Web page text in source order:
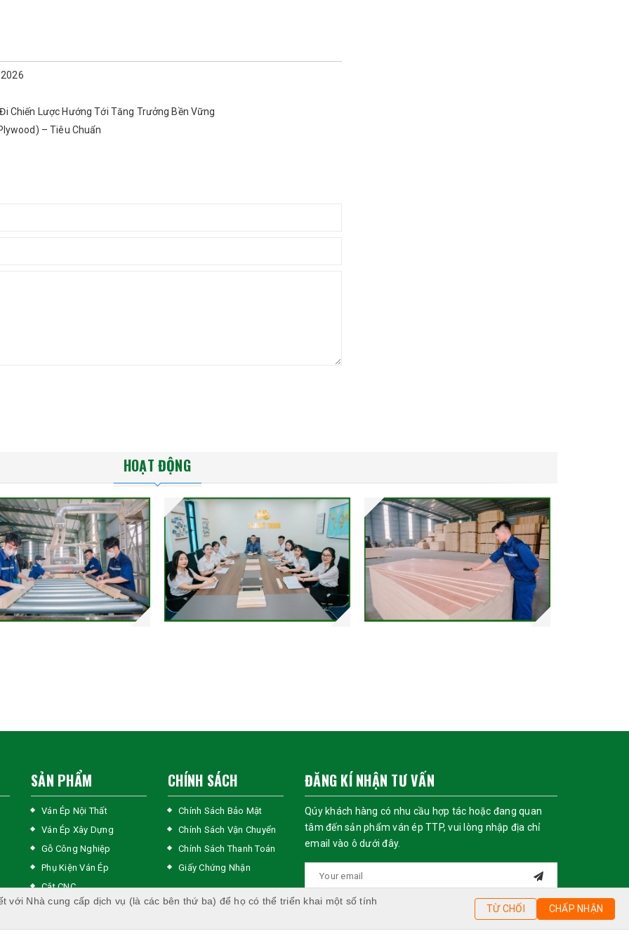
Chiến Lược Hướng Tới Tăng Trưởng Bền Vững
– Tiêu Chuẩn
HOẠT ĐỘNG
SẢN PHẨM
Ván Ép Nội Thất
Ván Ép Xây Dựng
Gỗ Công Nghiệp
Phụ Kiện Ván Ép
Cắt CNC
Các Sản Phẩm Khác
CHÍNH SÁCH
Chính Sách Bảo Mật
Chính Sách Vận Chuyển
Chính Sách Thanh Toán
Giấy Chứng Nhận
ĐĂNG KÍ NHẬN TƯ VẤN
Qúy khách hàng có nhu cầu hợp tác hoặc đang quan
tâm đến sản phẩm ván ép TTP, vui lòng nhập địa chỉ
email vào ô dưới đây.
với Nhà cung cấp dịch vụ (là các bên thứ ba) để họ có thể triển khai một số tính
TỪ CHỐI CHẤP NHẬN